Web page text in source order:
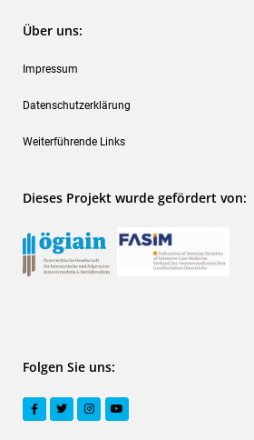
Über uns:
Impressum
Datenschutzerklärung
Weiterführende Links
Dieses Projekt wurde gefördert von:
Folgen Sie uns: